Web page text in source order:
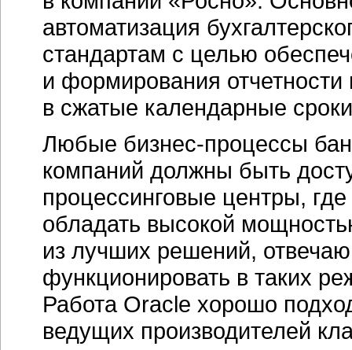
автоматизация
стандартам с целью
и формирования
в сжатые календарные
Любые бизнес-процессы
компаний должны быть
процессинговые центры,
обладать высокой
из лучших решений,
функционировать в таких
Работа Oracle хорошо
ведущих производителей